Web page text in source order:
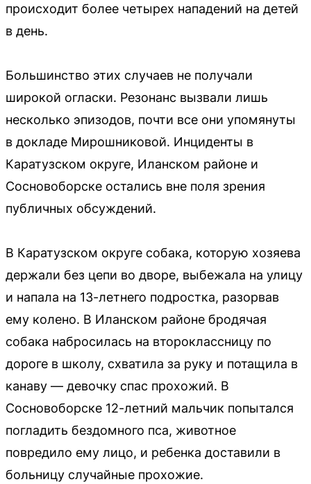
происходит более четырех нападений на детей
в день.
Большинство этих случаев не получали
широкой огласки. Резонанс вызвали лишь
несколько эпизодов, почти все они упомянуты
в докладе Мирошниковой. Инциденты в
Каратузском округе, Иланском районе и
Сосновоборске остались вне поля зрения
публичных обсуждений.
В Каратузском округе собака, которую хозяева
держали без цепи во дворе, выбежала на улицу
и напала на 13-летнего подростка, разорвав
ему колено. В Иланском районе бродячая
собака набросилась на второклассницу по
дороге в школу, схватила за руку и потащила в
канаву — девочку спас прохожий. В
Сосновоборске 12-летний мальчик попытался
погладить бездомного пса, животное
повредило ему лицо, и ребенка доставили в
больницу случайные прохожие.